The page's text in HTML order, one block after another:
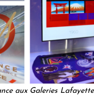
aux Galeries